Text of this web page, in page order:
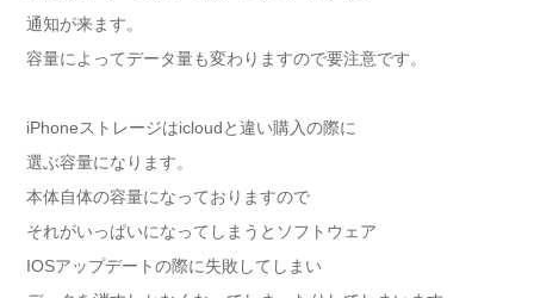
通知が来ます。
容量によってデータ量も変わりますので要注意です。
iPhoneストレージはicloudと違い購入の際に
選ぶ容量になります。
本体自体の容量になっておりますので
それがいっぱいになってしまうとソフトウェア
IOSアップデートの際に失敗してしまい